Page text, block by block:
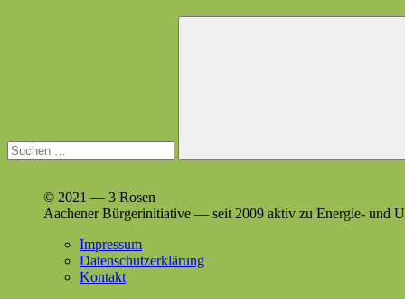
Suchen
© 2021 — 3 Rosen
Aach­en­er Bürg­erini­tia­tive — seit 2009 aktiv zu Energie- und
Impressum
Datenschutzerklärung
Kontakt